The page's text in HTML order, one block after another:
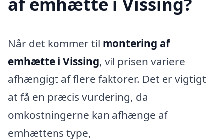
Når det kommer til montering af
emhætte i Vissing, vil prisen variere
afhængigt af flere faktorer. Det er vigtigt
at få en præcis vurdering, da
omkostningerne kan afhænge af
emhættens type,